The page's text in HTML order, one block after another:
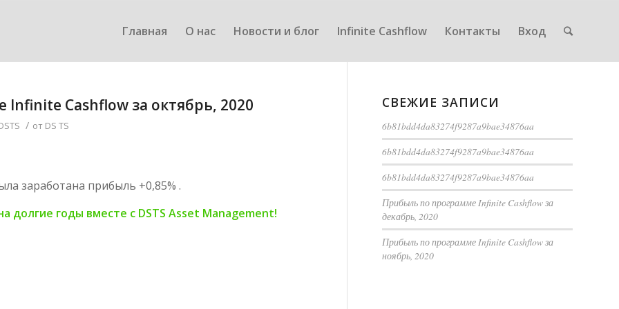
Главная О нас Новости и блог Infinite Cashflow Контакты Вход
Cashflow за октябрь, 2020
/ от DS TS
заработана прибыль +0,85% .
долгие годы вместе с DSTS Asset Management!
СВЕЖИЕ ЗАПИСИ
6b81bdd4da83274f9287a9bae34876aa
6b81bdd4da83274f9287a9bae34876aa
6b81bdd4da83274f9287a9bae34876aa
Прибыль по программе Infinite Cashflow за
декабрь, 2020
Прибыль по программе Infinite Cashflow за
ноябрь, 2020